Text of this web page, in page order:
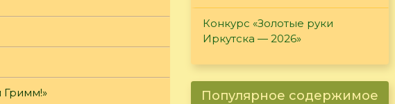
Конкурс «Золотые руки
Иркутска — 2026»
Популярное содержимое